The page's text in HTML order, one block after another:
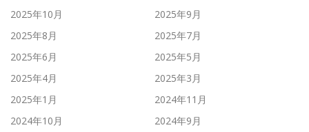
2025年10月
2025年9月
2025年8月
2025年7月
2025年6月
2025年5月
2025年4月
2025年3月
2025年1月
2024年11月
2024年10月
2024年9月